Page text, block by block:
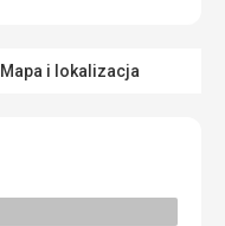
Mapa i lokalizacja